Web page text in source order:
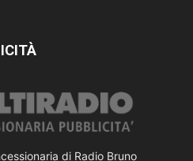
di Radio Bruno